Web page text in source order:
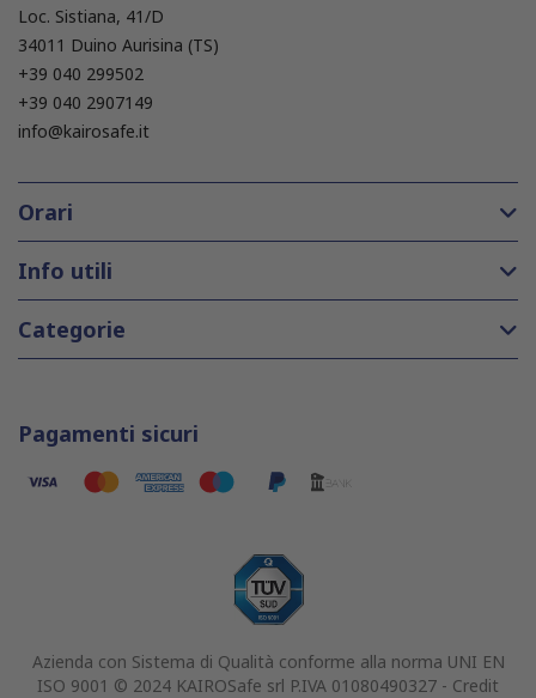
Loc. Sistiana, 41/D
34011 Duino Aurisina (TS)
+39 040 299502
+39 040 2907149
info@kairosafe.it
Orari
Info utili
Categorie
Pagamenti sicuri
Azienda con Sistema di Qualità conforme alla norma UNI EN
ISO 9001 © 2024 KAIROSafe srl P.IVA 01080490327 - Credit